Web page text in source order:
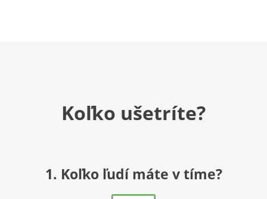
Koľko ušetríte?
1. Koľko ľudí máte v tíme?